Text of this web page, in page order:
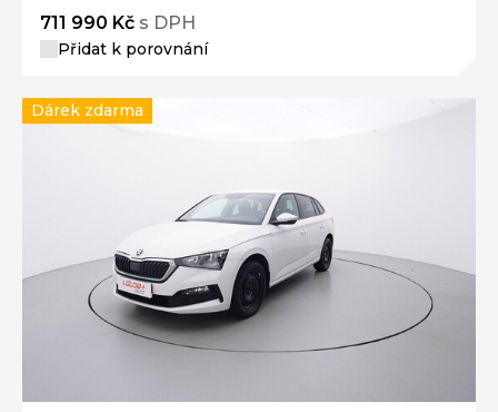
711 990 Kč s DPH
Přidat k porovnání
Dárek zdarma